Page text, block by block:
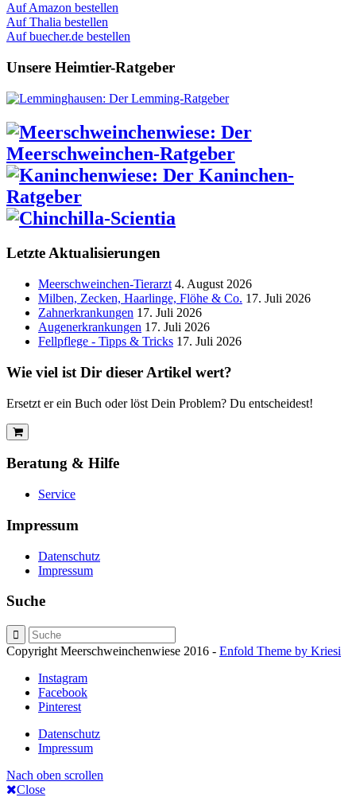
Auf Amazon bestellen
Auf Thalia bestellen
Auf buecher.de bestellen
Unsere Heimtier-Ratgeber
Letzte Aktualisierungen
Meerschweinchen-Tierarzt 4. August 2026
Milben, Zecken, Haarlinge, Flöhe & Co. 17. Juli 2026
Zahnerkrankungen 17. Juli 2026
Augenerkrankungen 17. Juli 2026
Fellpflege - Tipps & Tricks 17. Juli 2026
Wie viel ist Dir dieser Artikel wert?
Ersetzt er ein Buch oder löst Dein Problem? Du entscheidest!
Beratung & Hilfe
Service
Impressum
Datenschutz
Impressum
Suche
Copyright Meerschweinchenwiese 2016 - Enfold Theme by Kriesi
Instagram
Facebook
Pinterest
Datenschutz
Impressum
Nach oben scrollen
Close